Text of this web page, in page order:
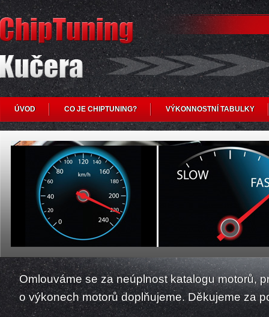
ÚVOD CO JE CHIPTUNING? VÝKONNOSTNÍ TABULKY
Omlouváme se za neúplnost katalogu motorů,
o výkonech motorů doplňujeme. Děkujeme za